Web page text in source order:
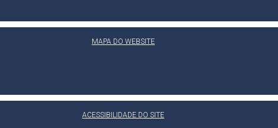
MAPA DO WEBSITE
ACESSIBILIDADE DO SITE